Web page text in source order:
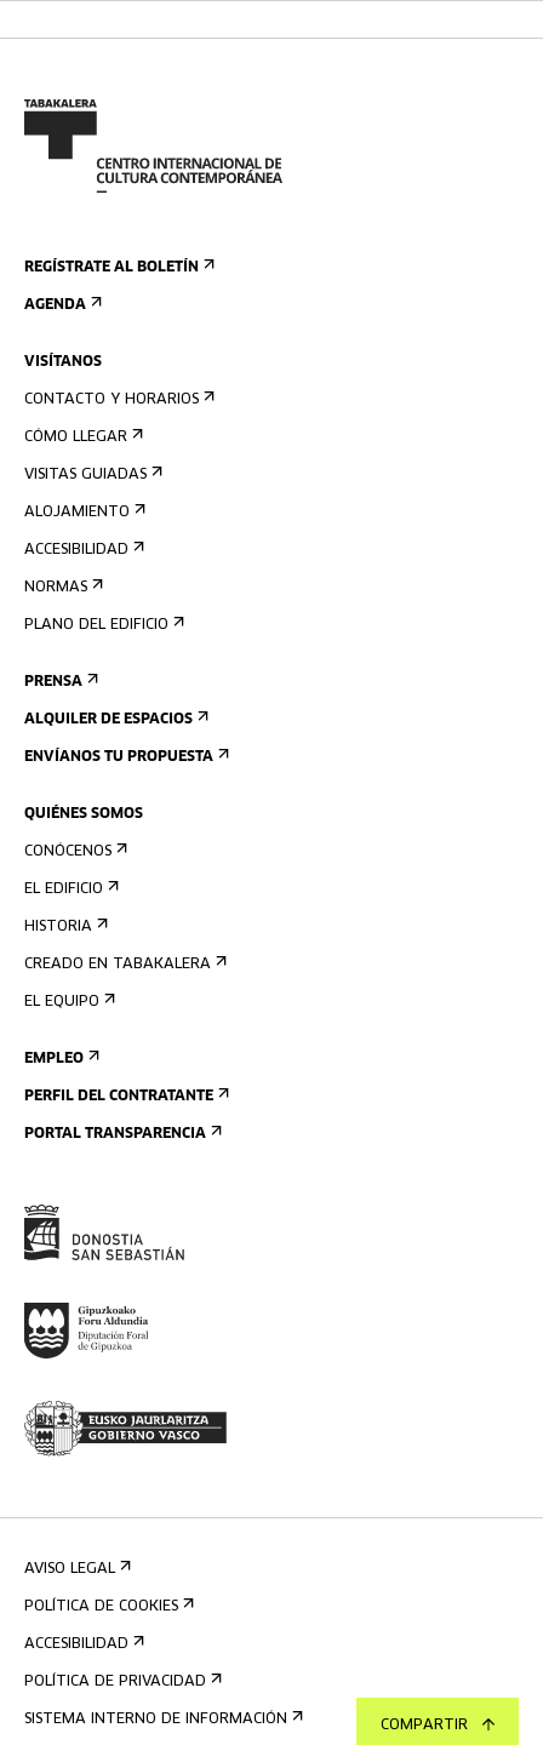
COMPARTIR
REGÍSTRATE AL BOLETÍN
AGENDA
VISÍTANOS
CONTACTO Y HORARIOS
CÓMO LLEGAR
VISITAS GUIADAS
ALOJAMIENTO
ACCESIBILIDAD
NORMAS
PLANO DEL EDIFICIO
PRENSA
ALQUILER DE ESPACIOS
ENVÍANOS TU PROPUESTA
QUIÉNES SOMOS
CONÓCENOS
EL EDIFICIO
HISTORIA
CREADO EN TABAKALERA
EL EQUIPO
EMPLEO
PERFIL DEL CONTRATANTE
PORTAL TRANSPARENCIA
AVISO LEGAL
POLÍTICA DE COOKIES
ACCESIBILIDAD
POLÍTICA DE PRIVACIDAD
SISTEMA INTERNO DE INFORMACIÓN